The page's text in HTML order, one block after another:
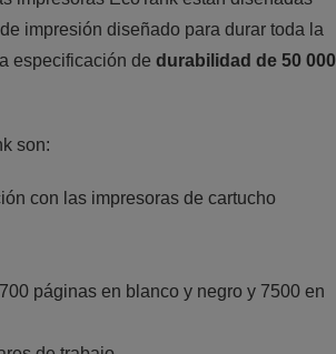
impresión diseñado para durar toda la
especificación de durabilidad de 50 000
son:
con las impresoras de cartucho
páginas en blanco y negro y 7500 en